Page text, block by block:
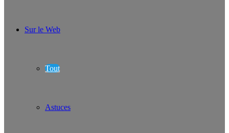
Sur le Web
Tout
Astuces